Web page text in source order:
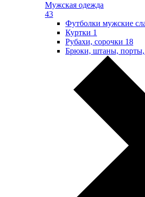
Мужская одежда
43
Футболки мужские
Куртки 1
Рубахи, сорочки 18
Брюки, штаны,